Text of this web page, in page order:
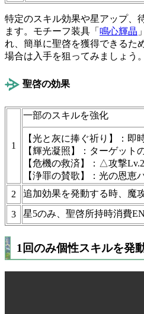
特定のスキル効果や星アップ、
ます。モチーフ装具「 鳴心輝晶
れ、簡単に聖啓を獲得できるた
場合は入手を狙ってみましょう。
聖啓の効果
1
一部のスキルを強化
【光と灰に捧ぐ祈り】：即
【輝光凝照】：ターゲット
【危機の救済】：△攻撃
【浄罪の賛歌】：光の恩恵
2
追加効果を発動する時、魔
3 星5のみ、聖啓所持時消費
1回のみ個性スキルを発